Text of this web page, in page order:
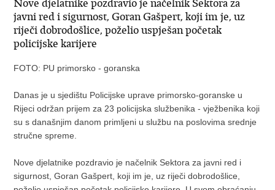
Nove djelatnike pozdravio je načelnik Sektora za
javni red i sigurnost, Goran Gašpert, koji im je, uz
riječi dobrodošlice, poželio uspješan početak
policijske karijere
FOTO: PU primorsko - goranska
Danas je u sjedištu Policijske uprave primorsko-goranske u
Rijeci održan prijem za 23 policijska službenika - vježbenika koji
su s današnjim danom primljeni u službu na poslovima srednje
stručne spreme.
Nove djelatnike pozdravio je načelnik Sektora za javni red i
sigurnost, Goran Gašpert, koji im je, uz riječi dobrodošlice,